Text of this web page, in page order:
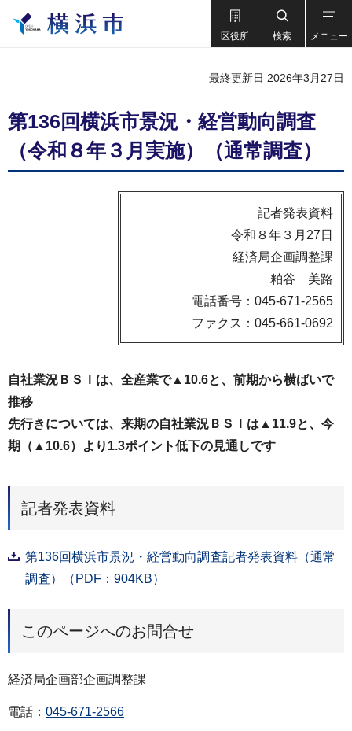
区役所 検索 メニュー
最終更新日 2026年3月27日
第136回横浜市景況・経営動向調査
（令和８年３月実施）（通常調査）
記者発表資料
令和８年３月27日
経済局企画調整課
粕谷 美路
電話番号：045-671-2565
ファクス：045-661-0692
自社業況ＢＳＩは、全産業で▲10.6と、前期から横ばいで
推移
先行きについては、来期の自社業況ＢＳＩは▲11.9と、今
期（▲10.6）より1.3ポイント低下の見通しです
記者発表資料
第136回横浜市景況・経営動向調査記者発表資料（通常
調査）（PDF：904KB）
このページへのお問合せ
経済局企画部企画調整課
電話： 045-671-2566